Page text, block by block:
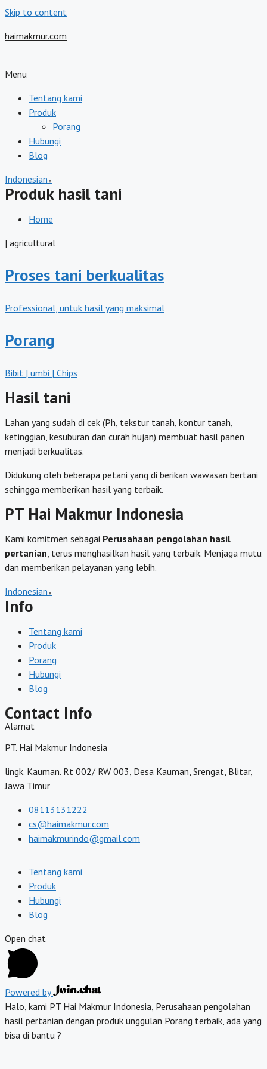
Skip to content
haimakmur.com
Menu
Tentang kami
Produk
Porang
Hubungi
Blog
Indonesian ▼
Produk hasil tani
Home
| agricultural
Proses tani berkualitas
Professional, untuk hasil yang maksimal
Porang
Bibit | umbi | Chips
Hasil tani
Lahan yang sudah di cek (Ph, tekstur tanah, kontur tanah,
ketinggian, kesuburan dan curah hujan) membuat hasil panen
menjadi berkualitas.
Didukung oleh beberapa petani yang di berikan wawasan bertani
sehingga memberikan hasil yang terbaik.
PT Hai Makmur Indonesia
Kami komitmen sebagai Perusahaan pengolahan hasil
pertanian , terus menghasilkan hasil yang terbaik. Menjaga mutu
dan memberikan pelayanan yang lebih.
Indonesian ▼
Info
Tentang kami
Produk
Porang
Hubungi
Blog
Contact Info
Alamat
PT. Hai Makmur Indonesia
lingk. Kauman. Rt 002/ RW 003, Desa Kauman, Srengat, Blitar,
Jawa Timur
08113131222
cs@haimakmur.com
haimakmurindo@gmail.com
Tentang kami
Produk
Hubungi
Blog
Open chat
Powered by
Halo, kami PT Hai Makmur Indonesia, Perusahaan pengolahan
hasil pertanian dengan produk unggulan Porang terbaik, ada yang
bisa di bantu ?